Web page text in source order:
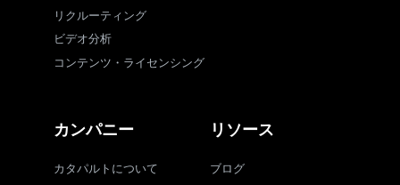
リクルーティング
ビデオ分析
コンテンツ・ライセンシング
カンパニー
カタパルトについて
リソース
ブログ